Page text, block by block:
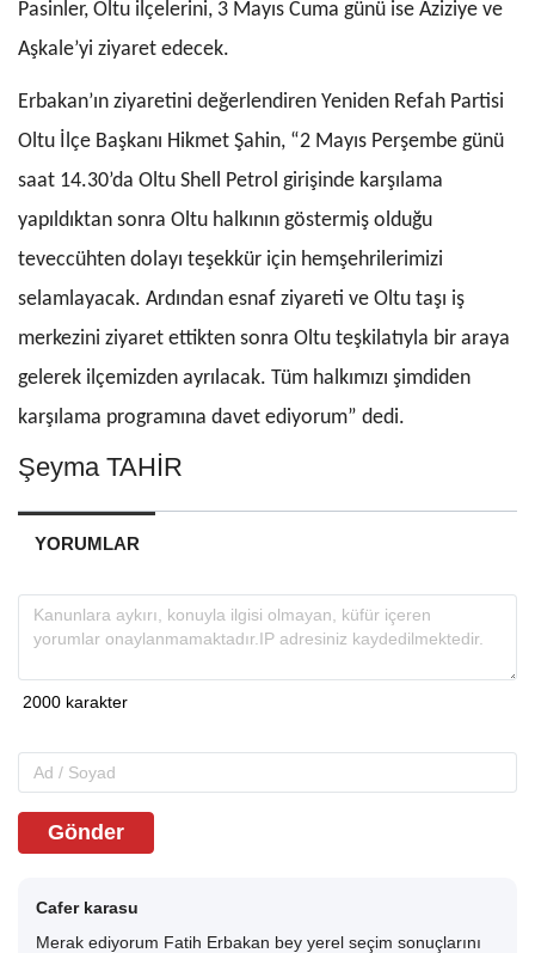
Pasinler, Oltu ilçelerini, 3 Mayıs Cuma günü ise Aziziye ve
Aşkale’yi ziyaret edecek.
Erbakan’ın ziyaretini değerlendiren Yeniden Refah Partisi
Oltu İlçe Başkanı Hikmet Şahin, “2 Mayıs Perşembe günü
saat 14.30’da Oltu Shell Petrol girişinde karşılama
yapıldıktan sonra Oltu halkının göstermiş olduğu
teveccühten dolayı teşekkür için hemşehrilerimizi
selamlayacak. Ardından esnaf ziyareti ve Oltu taşı iş
merkezini ziyaret ettikten sonra Oltu teşkilatıyla bir araya
gelerek ilçemizden ayrılacak. Tüm halkımızı şimdiden
karşılama programına davet ediyorum” dedi.
Şeyma TAHİR
YORUMLAR
Gönder
Cafer karasu
Merak ediyorum Fatih Erbakan bey yerel seçim sonuçlarını